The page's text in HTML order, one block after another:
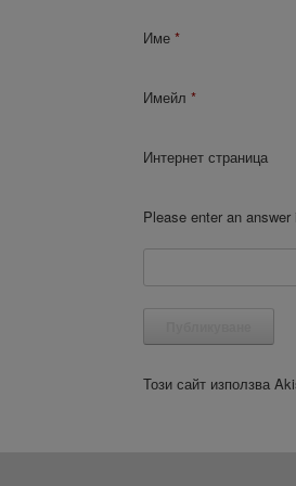
Име *
Имейл *
Интернет страница
Please enter an
Този сайт използва